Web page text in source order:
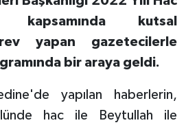
kapsamında kutsal
yapan gazetecilerle
bir araya geldi.
yapılan haberlerin,
hac ile Beytullah ile